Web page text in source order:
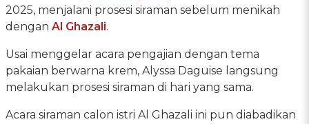
2025, menjalani prosesi siraman sebelum menikah
dengan Al Ghazali.
Usai menggelar acara pengajian dengan tema
pakaian berwarna krem, Alyssa Daguise langsung
melakukan prosesi siraman di hari yang sama.
Acara siraman calon istri Al Ghazali ini pun diabadikan